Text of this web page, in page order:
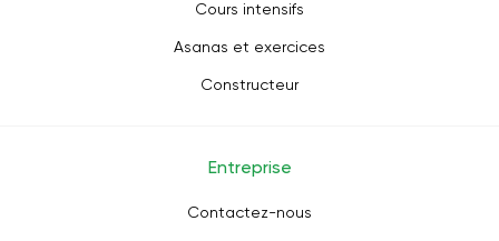
Cours intensifs
Asanas et exercices
Constructeur
Entreprise
Contactez-nous